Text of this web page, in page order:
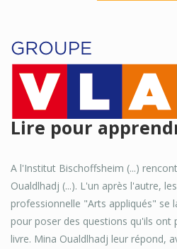
Lire pour
A l'Institut Bischoffsheim (...)
Oualdlhadj (...). L'un après l'autre,
professionnelle "Arts appliqués" se
pour poser des questions qu'ils ont
livre. Mina Oualdlhadj leur répond,